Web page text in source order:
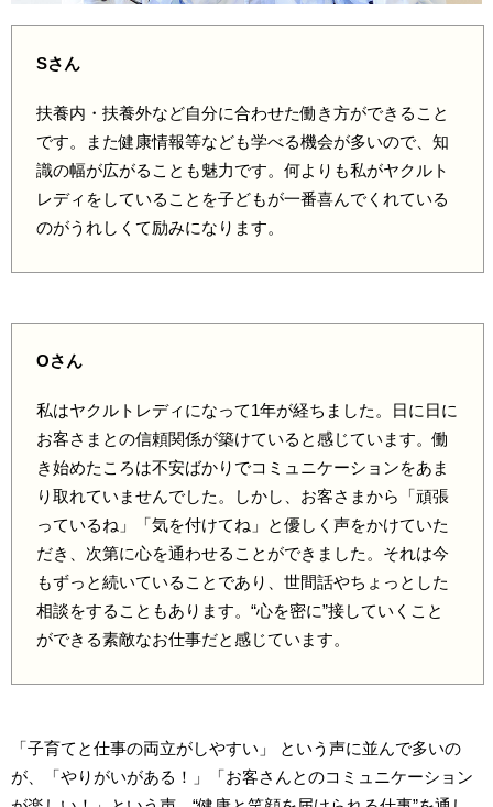
Sさん
扶養内・扶養外など自分に合わせた働き方ができること
です。また健康情報等なども学べる機会が多いので、知
識の幅が広がることも魅力です。何よりも私がヤクルト
レディをしていることを子どもが一番喜んでくれている
のがうれしくて励みになります。
Oさん
私はヤクルトレディになって1年が経ちました。日に日に
お客さまとの信頼関係が築けていると感じています。働
き始めたころは不安ばかりでコミュニケーションをあま
り取れていませんでした。しかし、お客さまから「頑張
っているね」「気を付けてね」と優しく声をかけていた
だき、次第に心を通わせることができました。それは今
もずっと続いていることであり、世間話やちょっとした
相談をすることもあります。“心を密に”接していくこと
ができる素敵なお仕事だと感じています。
「子育てと仕事の両立がしやすい」 という声に並んで多いの
が、「やりがいがある！」「お客さんとのコミュニケーション